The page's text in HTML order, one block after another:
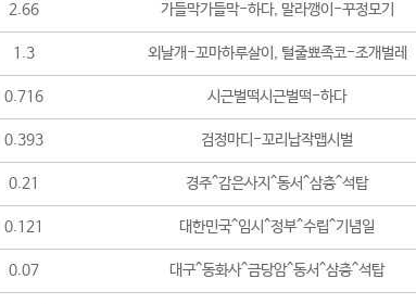
2.66 가들막가들막-하다, 말라깽이-꾸정모기
1.3 외날개-꼬마하루살이, 털줄뾰족코-조개벌레
0.716 시근벌떡시근벌떡-하다
0.393 검정마디-꼬리납작맵시벌
0.21 경주^감은사지^동서^삼층^석탑
0.121 대한민국^임시^정부^수립^기념일
0.07 대구^동화사^금당암^동서^삼층^석탑